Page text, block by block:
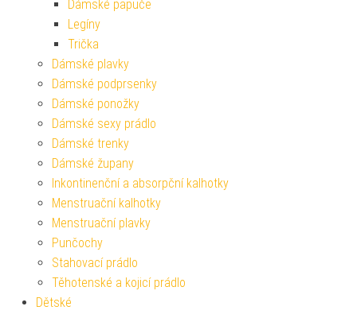
Dámské papuče
Legíny
Trička
Dámské plavky
Dámské podprsenky
Dámské ponožky
Dámské sexy prádlo
Dámské trenky
Dámské župany
Inkontinenční a absorpční kalhotky
Menstruační kalhotky
Menstruační plavky
Punčochy
Stahovací prádlo
Těhotenské a kojicí prádlo
Dětské